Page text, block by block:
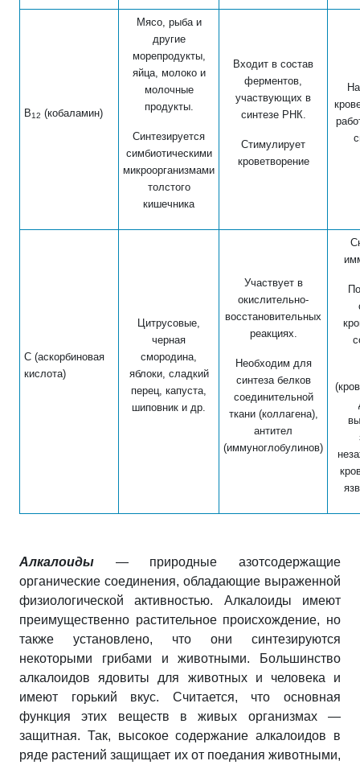
В12 (кобаламин)
Мясо, рыба и
другие
морепродукты,
яйца, молоко и
молочные
продукты.
Синтезируется
симбиотическими
микроорганизмами
толстого
кишечника
Входит в состав
ферментов,
участвующих в
синтезе РНК.
Стимулирует
кроветворение
С (аскорбиновая
кислота)
Цитрусовые,
черная
смородина,
яблоки, сладкий
перец, капуста,
шиповник и др.
Участвует в
окислительно-
восстановительных
реакциях.
Необходим для
синтеза белков
соединительной
ткани (коллагена),
антител
(иммуноглобулинов)
Алкалоиды
— природные азотсодержащие
органические соединения, обладающие выраженной
физиологической активностью. Алкалоиды имеют
преимущественно растительное происхождение, но
также установлено, что они синтезируются
некоторыми грибами и животными. Большинство
алкалоидов ядовиты для животных и человека и
имеют горький вкус. Считается, что основная
функция этих веществ в живых организмах —
защитная. Так, высокое содержание алкалоидов в
ряде растений защищает их от поедания животными,